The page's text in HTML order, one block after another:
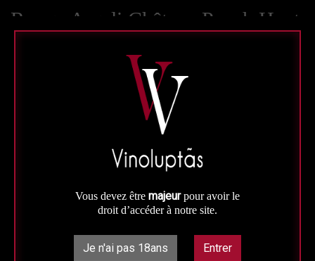
Vous devez être majeurpour avoir le
droit d’accéder à notre site.
Je n'ai pas 18ans Entrer
Rouge Argali Château Puech Haut
75 cl - Mis en bouteille au domaine
Un vin rouge puissant et fruité, doté d’une jolie fraîcheur
Prix au carton : 12.00 €
Disponible